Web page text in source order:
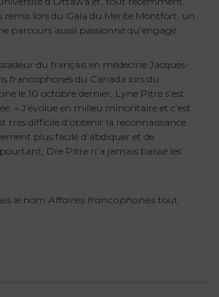
remis lors du Gala du Mérite Montfort, un
parcours aussi passionné qu’engagé.
du français en médecine Jacques-
francophones du Canada lors du
le 10 octobre dernier, Lyne Pitre s’est
« J’évolue en milieu minoritaire et c’est
très difficile d’obtenir la reconnaissance
plus facile d’abdiquer et de
Dre Pitre n’a jamais baissé les
le nom Affaires francophones tout